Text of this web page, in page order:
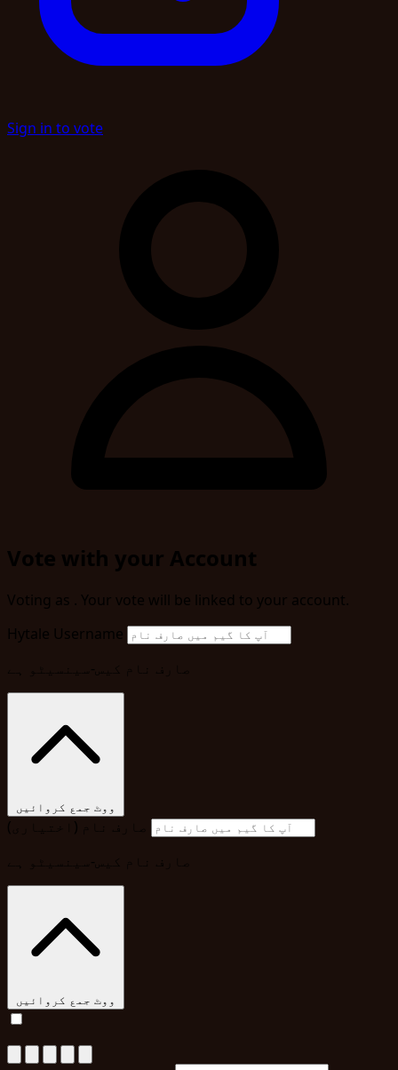
Sign in to vote
Vote with your Account
Voting as . Your vote will be linked to your account.
Hytale Username
صارف نام کیس-سینسیٹو ہے
ووٹ جمع کروائیں
صارف نام کیس-سینسیٹو ہے
ووٹ جمع کروائیں